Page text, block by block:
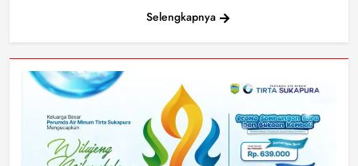
Selengkapnya